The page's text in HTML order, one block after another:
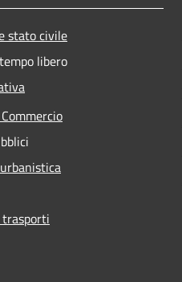
stato civile
libero